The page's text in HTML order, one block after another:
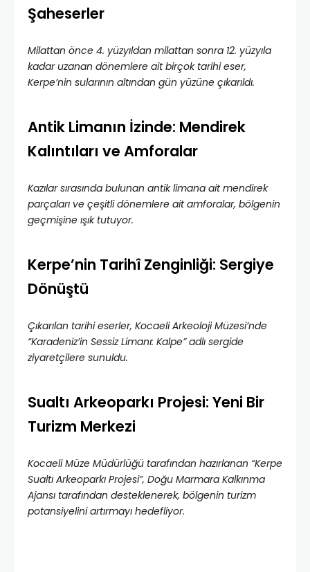
Şaheserler
Milattan önce 4. yüzyıldan milattan sonra 12. yüzyıla
kadar uzanan dönemlere ait birçok tarihi eser,
Kerpe’nin sularının altından gün yüzüne çıkarıldı.
Antik Limanın İzinde: Mendirek
Kalıntıları ve Amforalar
Kazılar sırasında bulunan antik limana ait mendirek
parçaları ve çeşitli dönemlere ait amforalar, bölgenin
geçmişine ışık tutuyor.
Kerpe’nin Tarihî Zenginliği: Sergiye
Dönüştü
Çıkarılan tarihi eserler, Kocaeli Arkeoloji Müzesi’nde
“Karadeniz’in Sessiz Limanı: Kalpe” adlı sergide
ziyaretçilere sunuldu.
Sualtı Arkeoparkı Projesi: Yeni Bir
Turizm Merkezi
Kocaeli Müze Müdürlüğü tarafından hazırlanan “Kerpe
Sualtı Arkeoparkı Projesi”, Doğu Marmara Kalkınma
Ajansı tarafından desteklenerek, bölgenin turizm
potansiyelini artırmayı hedefliyor.